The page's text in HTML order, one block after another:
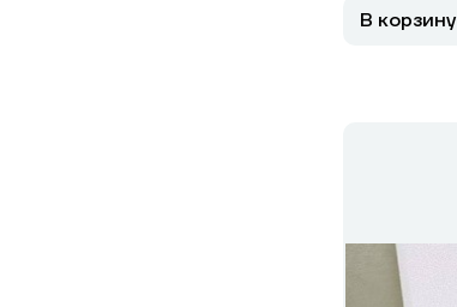
В корзину